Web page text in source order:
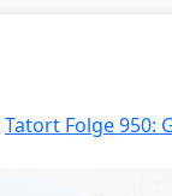
Tatort Folge 950: